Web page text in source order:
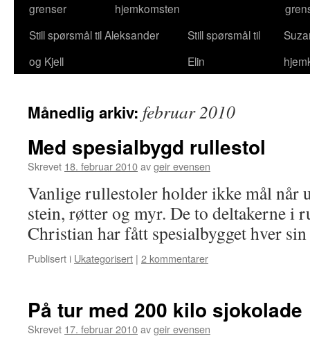
grenser
hjemkomsten
Still spørsmål til Aleksander
og Kjell
Still spørsmål til
Elin
Månedlig arkiv: februar 2010
Med spesialbygd rullestol
Skrevet 18. februar 2010avgeir evensen
Vanlige rullestoler holder ikke mål når
stein, røtter og myr. De to deltakerne i
Christian har fått spesialbygget hver
Publisert i Ukategorisert | 2 kommentarer
På tur med 200 kilo sjokolade
Skrevet 17. februar 2010avgeir evensen